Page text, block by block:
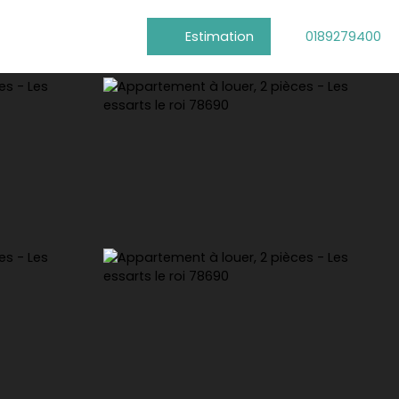
Estimation 0189279400